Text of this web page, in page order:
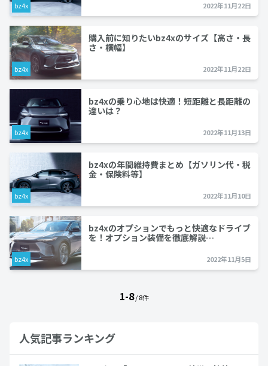
bz4x 2022年11月22日
bz4x
購入前に知りたいbz4xのサイズ【高さ・長
さ・横幅】
2022年11月22日
bz4x
bz4xの乗り心地は快適！短距離と長距離の
違いは？
2022年11月13日
bz4x
bz4xの年間維持費まとめ【ガソリン代・税
金・保険料等】
2022年11月10日
bz4x
bz4xのオプションでもっと快適なドライブ
を！オプション装備を徹底解説…
2022年11月5日
1-8/ 8件
人気記事ランキング